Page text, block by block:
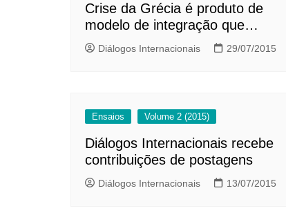
Crise da Grécia é produto de
modelo de integração que
privilegiou o capital à sociedade
Diálogos Internacionais 29/07/2015
Ensaios Volume 2 (2015)
Diálogos Internacionais recebe
contribuições de postagens
Diálogos Internacionais 13/07/2015